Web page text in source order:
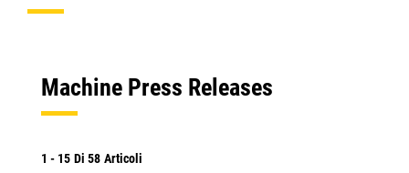
Machine Press Releases
1 - 15 Di 58 Articoli